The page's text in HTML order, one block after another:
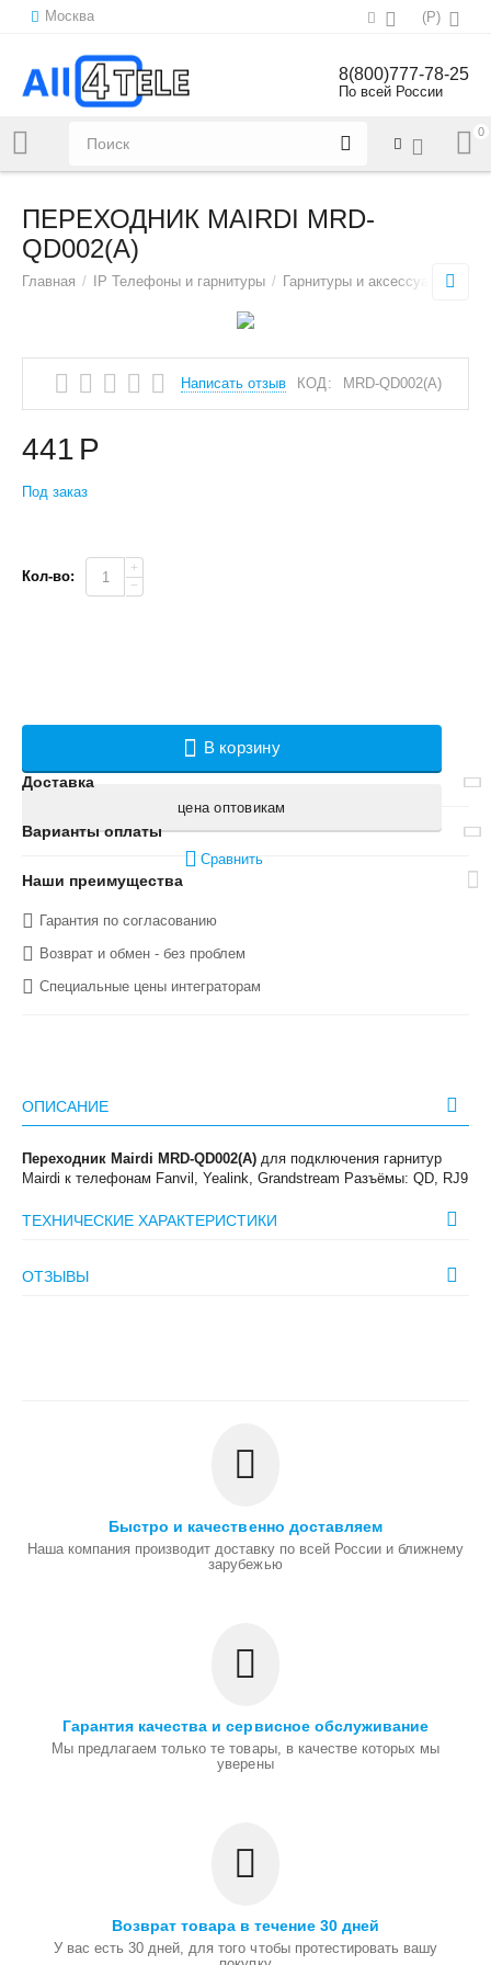
Москва (Р)
Напишите нам:sales@all4tele.com
8(800)777-78-25
По всей России
0
ПЕРЕХОДНИК MAIRDI MRD-
QD002(A)
Главная / IP Телефоны и гарнитуры / Гарнитуры и аксессуары
Написать отзыв КОД: MRD-QD002(A)
441 Р
Под заказ
Кол-во:
+
−
В корзину
цена оптовикам
Сравнить
Доставка
Варианты оплаты
Наши преимущества
Гарантия по согласованию
Возврат и обмен - без проблем
Специальные цены интеграторам
ОПИСАНИЕ
Переходник Mairdi MRD-QD002(A) для подключения гарнитур
Mairdi к телефонам Fanvil, Yealink, Grandstream Разъёмы: QD, RJ9
ТЕХНИЧЕСКИЕ ХАРАКТЕРИСТИКИ
ОТЗЫВЫ
Быстро и качественно доставляем
Наша компания производит доставку по всей России и ближнему
зарубежью
Гарантия качества и сервисное обслуживание
Мы предлагаем только те товары, в качестве которых мы
уверены
Возврат товара в течение 30 дней
У вас есть 30 дней, для того чтобы протестировать вашу